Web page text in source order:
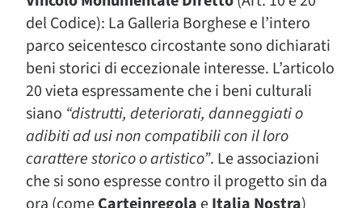
del Codice): La Galleria Borghese e l’intero
parco seicentesco circostante sono dichiarati
beni storici di eccezionale interesse. L’articolo
20 vieta espressamente che i beni culturali
siano “distrutti, deteriorati, danneggiati o
adibiti ad usi non compatibili con il loro
carattere storico o artistico”. Le associazioni
che si sono espresse contro il progetto sin da